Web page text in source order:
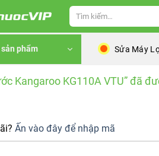
Tìm
kiếm:
phẩm Sửa Máy
Kangaroo KG110A VTU” đã
Ấn vào đây để nhập mã